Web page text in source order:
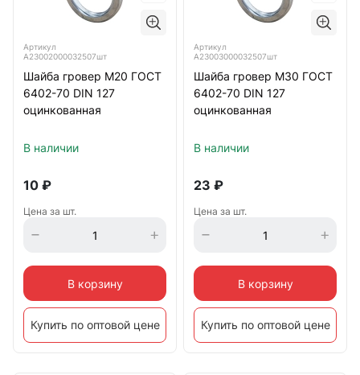
Артикул
А23002000032507шт
Шайба гровер М20 ГОСТ
6402-70 DIN 127
оцинкованная
В наличии
10 ₽
Цена за шт.
В корзину
Купить по оптовой цене
Артикул
А23003000032507шт
Шайба гровер М30 ГОСТ
6402-70 DIN 127
оцинкованная
В наличии
23 ₽
Цена за шт.
В корзину
Купить по оптовой цене